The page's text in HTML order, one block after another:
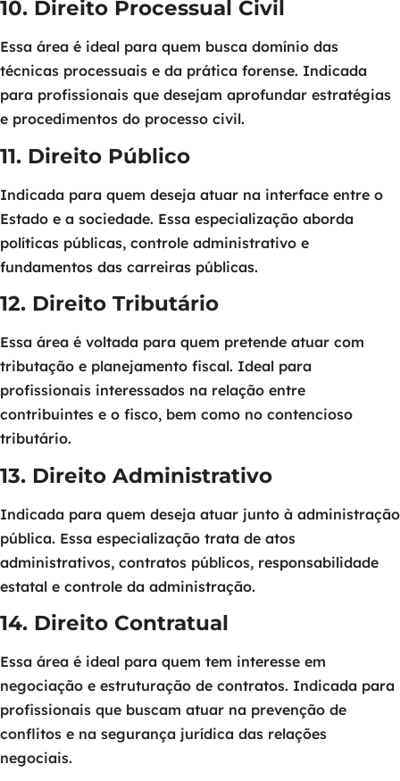
10. Direito Processual Civil
Essa área é ideal para quem busca domínio das
técnicas processuais e da prática forense. Indicada
para profissionais que desejam aprofundar estratégias
e procedimentos do processo civil.
11. Direito Público
Indicada para quem deseja atuar na interface entre o
Estado e a sociedade. Essa especialização aborda
políticas públicas, controle administrativo e
fundamentos das carreiras públicas.
12. Direito Tributário
Essa área é voltada para quem pretende atuar com
tributação e planejamento fiscal. Ideal para
profissionais interessados na relação entre
contribuintes e o fisco, bem como no contencioso
tributário.
13. Direito Administrativo
Indicada para quem deseja atuar junto à administração
pública. Essa especialização trata de atos
administrativos, contratos públicos, responsabilidade
estatal e controle da administração.
14. Direito Contratual
Essa área é ideal para quem tem interesse em
negociação e estruturação de contratos. Indicada para
profissionais que buscam atuar na prevenção de
conflitos e na segurança jurídica das relações
negociais.